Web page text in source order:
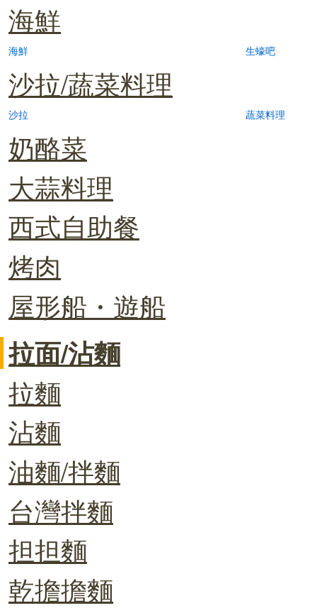
海鮮
海鮮 生蠔吧
沙拉/蔬菜料理
沙拉 蔬菜料理
奶酪菜
大蒜料理
西式自助餐
烤肉
屋形船・遊船
拉面/沾麵
拉麵
沾麵
油麵/拌麵
台灣拌麵
担担麵
乾擔擔麵